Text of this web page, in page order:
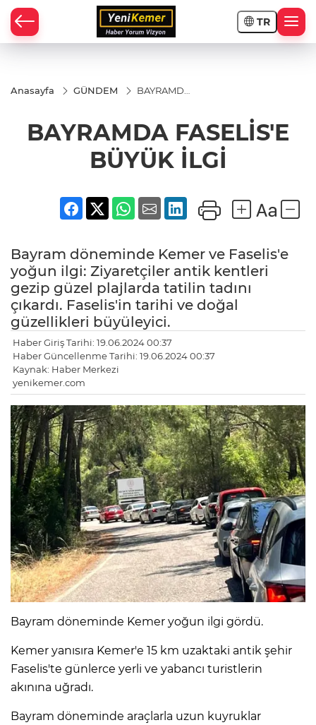
TR
Anasayfa GÜNDEM
BAYRAMDA
BAYRAMDA FASELİS'E
BÜYÜK İLGİ
Bayram döneminde Kemer ve Faselis'e
yoğun ilgi: Ziyaretçiler antik kentleri
gezip güzel plajlarda tatilin tadını
çıkardı. Faselis'in tarihi ve doğal
güzellikleri büyüleyici.
Haber Giriş Tarihi: 19.06.2024 00:37
Haber Güncellenme Tarihi: 19.06.2024 00:37
Kaynak: Haber Merkezi
yenikemer.com
Bayram döneminde Kemer yoğun ilgi gördü.
Kemer yanısıra Kemer'e 15 km uzaktaki antik şehir
Faselis'te günlerce yerli ve yabancı turistlerin
akınına uğradı.
Bayram döneminde araçlarla uzun kuyruklar